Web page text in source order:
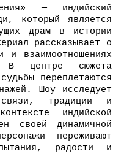
— индийский
который является
драм в истории
рассказывает о
и взаимоотношениях
В центре сюжета
переплетаются
Шоу исследует
связи, традиции и
индийской
своей динамичной
переживают
радости и